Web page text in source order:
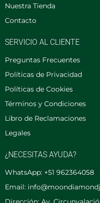
Nuestra Tienda
Contacto
SERVICIO AL CLIENTE
Preguntas Frecuentes
Políticas de Privacidad
Políticas de Cookies
Términos y Condiciones
Libro de Reclamaciones
Legales
¿NECESITAS AYUDA?
WhatsApp: +51 962364058
Email: